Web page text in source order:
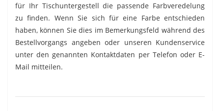
für Ihr Tischuntergestell die passende Farbveredelung
zu finden. Wenn Sie sich für eine Farbe entschieden
haben, können Sie dies im Bemerkungsfeld während des
Bestellvorgangs angeben oder unseren Kundenservice
unter den genannten Kontaktdaten per Telefon oder E-
Mail mitteilen.